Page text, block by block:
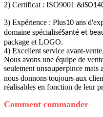
2) Certificat : ISO9001 &
3) Expérience : Plus10 ans
domaine spécialiséSanté et
package et LOGO.
4) Excellent service avant-
Nous avons une équipe de
seulement unsouperpince mais
nous donnons toujours aux
réalisables en fonction de leur
Comment commander